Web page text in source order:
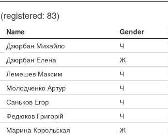
83)
Name Gender
Дзюрбан Михайло Ч
Дзюрбан Елена Ж
Лемешев Максим Ч
Молодченко Артур Ч
Саньков Егор Ч
Федюков Григорій Ч
Марина Корольская Ж